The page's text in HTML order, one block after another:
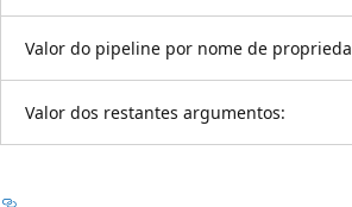
Valor do pipeline por nome de
Valor dos restantes argumentos: